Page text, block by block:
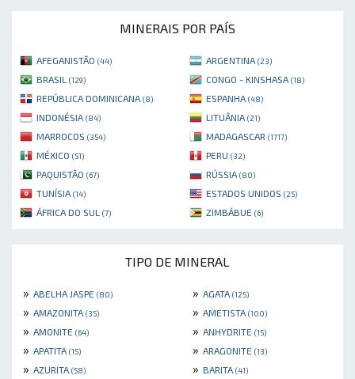
MINERAIS POR PAÍS
AFEGANISTÃO (44) ARGENTINA (23)
BRASIL (129) CONGO - KINSHASA (18)
REPÚBLICA DOMINICANA (8) ESPANHA (48)
INDONÉSIA (84) LITUÂNIA (21)
MARROCOS (354) MADAGASCAR (1717)
MÉXICO (51) PERU (32)
PAQUISTÃO (67) RÚSSIA (80)
TUNÍSIA (14) ESTADOS UNIDOS (25)
ÁFRICA DO SUL (7) ZIMBÁBUE (6)
TIPO DE MINERAL
» ABELHA JASPE (80) » AGATA (125)
» AMAZONITA (35) » AMETISTA (100)
» AMONITE (64) » ANHYDRITE (15)
» APATITA (15) » ARAGONITE (13)
» AZURITA (58) » BARITA (41)